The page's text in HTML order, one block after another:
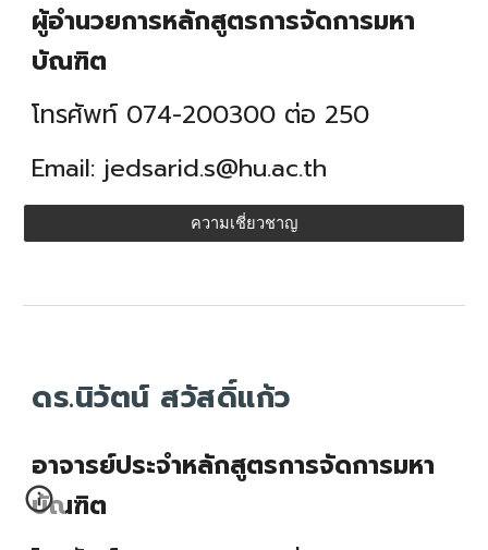
ผู้อำนวยการหลักสูตรการจัดการมหา
บัณฑิต
โทรศัพท์ 074-200300 ต่อ 250
Email: jedsarid.s@hu.ac.th
ความเชี่ยวชาญ
ดร.นิวัตน์ สวัสดิ์แก้ว
อาจารย์ประจำหลักสูตรการจัดการมหา
บัณฑิต